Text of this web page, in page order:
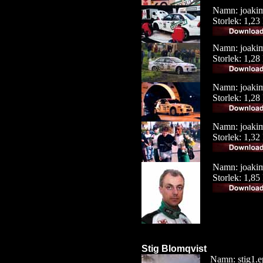
Namn:
Storlek:
Namn:
Storlek:
Namn:
Storlek:
Namn:
Storlek:
Namn:
Storlek:
Stig Blomqvist
Namn: